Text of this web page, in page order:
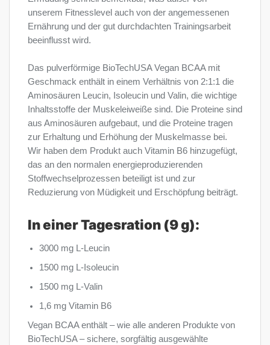
unserem Fitnesslevel auch von der angemessenen
Ernährung und der gut durchdachten Trainingsarbeit
beeinflusst wird.
Das pulverförmige BioTechUSA Vegan BCAA mit
Geschmack enthält in einem Verhältnis von 2:1:1 die
Aminosäuren Leucin, Isoleucin und Valin, die wichtige
Inhaltsstoffe der Muskeleiweiße sind. Die Proteine sind
aus Aminosäuren aufgebaut, und die Proteine tragen
zur Erhaltung und Erhöhung der Muskelmasse bei.
Wir haben dem Produkt auch Vitamin B6 hinzugefügt,
das an den normalen energieproduzierenden
Stoffwechselprozessen beteiligt ist und zur
Reduzierung von Müdigkeit und Erschöpfung beiträgt.
In einer Tagesration (9 g):
3000 mg L-Leucin
1500 mg L-Isoleucin
1500 mg L-Valin
1,6 mg Vitamin B6
Vegan BCAA enthält – wie alle anderen Produkte von
BioTechUSA – sichere, sorgfältig ausgewählte